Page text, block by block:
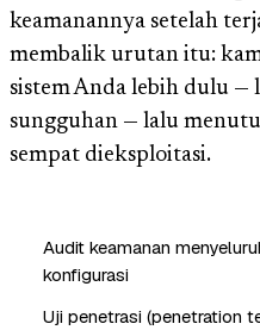
keamanannya setelah
membalik urutan itu:
sistem Anda lebih dulu —
sungguhan — lalu
sempat dieksploitasi.
Audit keamanan
konfigurasi
Uji penetrasi (penetration